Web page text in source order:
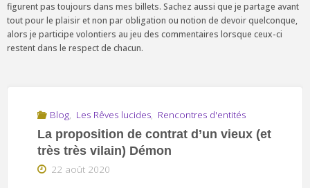
figurent pas toujours dans mes billets. Sachez aussi que je partage avant
tout pour le plaisir et non par obligation ou notion de devoir quelconque,
alors je participe volontiers au jeu des commentaires lorsque ceux-ci
restent dans le respect de chacun.
Blog, Les Rêves lucides, Rencontres d'entités
La proposition de contrat d’un vieux (et
très très vilain) Démon
22 août 2020